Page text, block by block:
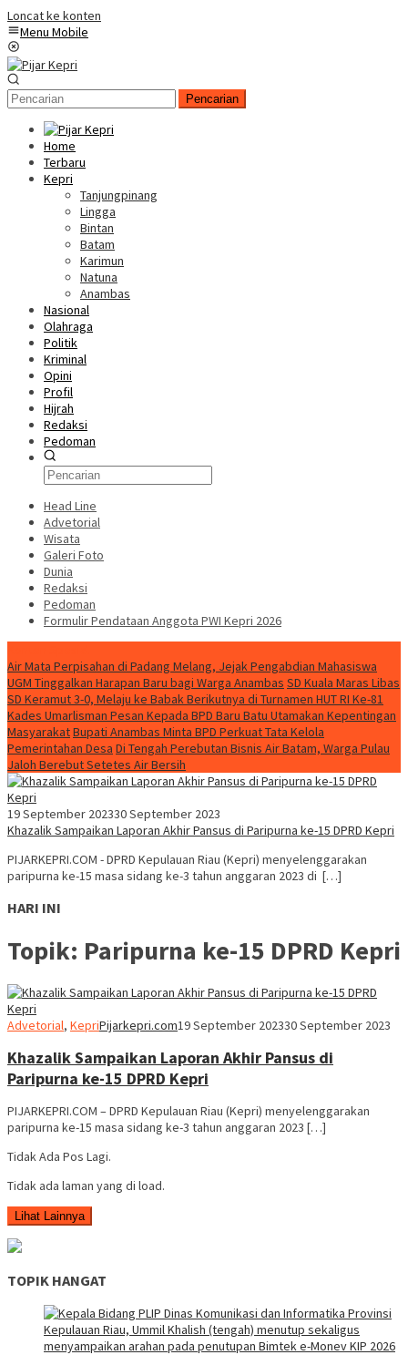
Loncat ke konten
Menu Mobile
Pencarian
Home
Terbaru
Kepri
Tanjungpinang
Lingga
Bintan
Batam
Karimun
Natuna
Anambas
Nasional
Olahraga
Politik
Kriminal
Opini
Profil
Hijrah
Redaksi
Pedoman
Head Line
Advetorial
Wisata
Galeri Foto
Dunia
Redaksi
Pedoman
Formulir Pendataan Anggota PWI Kepri 2026
Air Mata Perpisahan di Padang Melang, Jejak Pengabdian Mahasiswa
UGM Tinggalkan Harapan Baru bagi Warga Anambas SD Kuala Maras Libas
SD Keramut 3-0, Melaju ke Babak Berikutnya di Turnamen HUT RI Ke-81
Kades Umarlisman Pesan Kepada BPD Baru Batu Utamakan Kepentingan
MasyarakatBupati Anambas Minta BPD Perkuat Tata Kelola
Pemerintahan Desa Di Tengah Perebutan Bisnis Air Batam, Warga Pulau
Jaloh Berebut Setetes Air Bersih
19 September 202330 September 2023
Khazalik Sampaikan Laporan Akhir Pansus di Paripurna ke-15 DPRD Kepri
PIJARKEPRI.COM - DPRD Kepulauan Riau (Kepri) menyelenggarakan
paripurna ke-15 masa sidang ke-3 tahun anggaran 2023 di […]
HARI INI
Topik: Paripurna ke-15 DPRD Kepri
Advetorial, KepriPijarkepri.com19 September 202330 September 2023
Khazalik Sampaikan Laporan Akhir Pansus di
Paripurna ke-15 DPRD Kepri
PIJARKEPRI.COM – DPRD Kepulauan Riau (Kepri) menyelenggarakan
paripurna ke-15 masa sidang ke-3 tahun anggaran 2023 […]
Tidak Ada Pos Lagi.
Tidak ada laman yang di load.
Lihat Lainnya
TOPIK HANGAT